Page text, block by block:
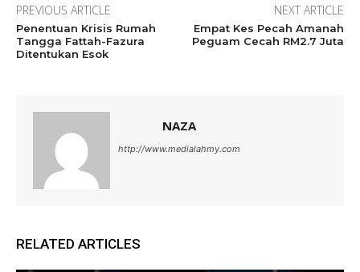
PREVIOUS ARTICLE
Penentuan Krisis Rumah
Tangga Fattah-Fazura
Ditentukan Esok
NEXT ARTICLE
Empat Kes Pecah Amanah
Peguam Cecah RM2.7 Juta
NAZA
http://www.medialahmy.com
RELATED ARTICLES